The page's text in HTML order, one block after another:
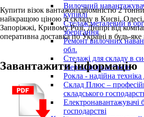
Вилочний
купівлі
Стелаж металевий в
зберігання
Ремонт вилочних
обл.
Стелажі для складу в
зберігання вантажів
Рокла - надійна
Склад Плюс –
складського
Електронавантажувачі
господарстві
Купити візок вантажопідйомністю 2
найкращою ціною зі складу в Києві,
Запоріжжі, Кривому Розі, Дніпрі від
оперативна доставка по Україні в будь-яке
Завантажити інформацію